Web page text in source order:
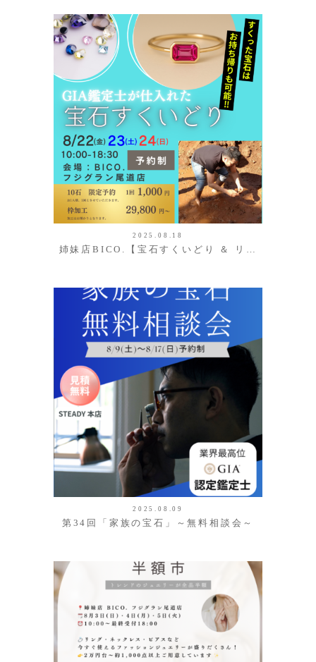
2025.08.18
姉妹店BICO.【宝石すくいどり ＆ リ…
2025.08.09
第34回「家族の宝石」～無料相談会～